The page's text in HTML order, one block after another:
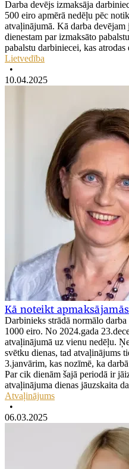
Darba devējs izmaksāja
500 eiro apmērā nedēļu pēc
atvaļinājumā. Kā darba devējam
dienestam par izmaksāto
pabalstu darbiniecei, kas
Lietvedība
•
10.04.2025
Kā noteikt
Darbinieks strādā normālo
1000 eiro. No 2024.gada
atvaļinājumā uz vienu nedēļu.
svētku dienas, tad atvaļinājums
3.janvārim, kas nozīmē, ka
Par cik dienām šajā periodā ir
atvaļinājuma dienas jāuzskaita
Atvaļinājums
•
06.03.2025